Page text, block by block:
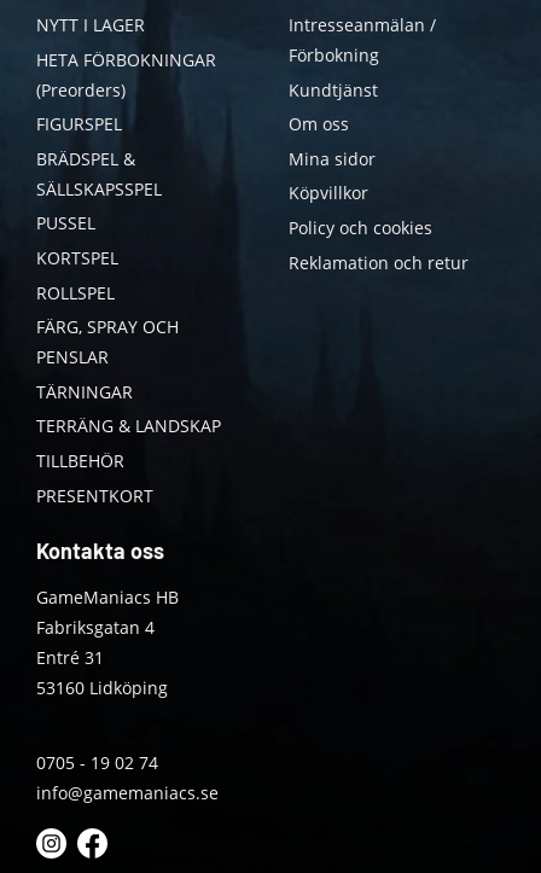
NYTT I LAGER
HETA FÖRBOKNINGAR
(Preorders)
FIGURSPEL
BRÄDSPEL &
SÄLLSKAPSSPEL
PUSSEL
KORTSPEL
ROLLSPEL
FÄRG, SPRAY OCH
PENSLAR
TÄRNINGAR
TERRÄNG & LANDSKAP
TILLBEHÖR
PRESENTKORT
Intresseanmälan /
Förbokning
Kundtjänst
Om oss
Mina sidor
Köpvillkor
Policy och cookies
Reklamation och retur
Kontakta oss
GameManiacs HB
Fabriksgatan 4
Entré 31
53160 Lidköping
0705 - 19 02 74
info@gamemaniacs.se